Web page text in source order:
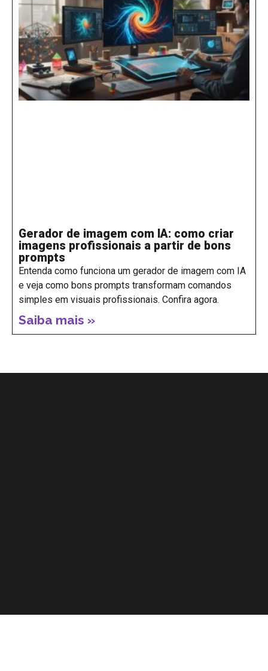
Gerador de imagem com IA: como criar
imagens profissionais a partir de bons
prompts
Entenda como funciona um gerador de imagem com IA
e veja como bons prompts transformam comandos
simples em visuais profissionais. Confira agora.
Saiba mais »